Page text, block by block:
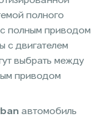
полного
полным приводом
с двигателем
выбрать между
приводом
автомобиль